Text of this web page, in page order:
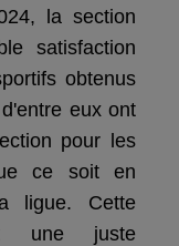
la section
satisfaction
obtenus
eux ont
pour les
ce soit en
ligue. Cette
une juste